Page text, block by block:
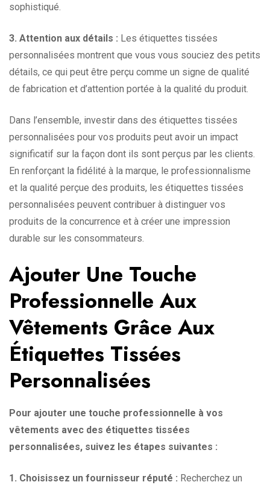
sophistiqué.
3. Attention aux détails : Les étiquettes tissées
personnalisées montrent que vous vous souciez des petits
détails, ce qui peut être perçu comme un signe de qualité
de fabrication et d’attention portée à la qualité du produit.
Dans l’ensemble, investir dans des étiquettes tissées
personnalisées pour vos produits peut avoir un impact
significatif sur la façon dont ils sont perçus par les clients.
En renforçant la fidélité à la marque, le professionnalisme
et la qualité perçue des produits, les étiquettes tissées
personnalisées peuvent contribuer à distinguer vos
produits de la concurrence et à créer une impression
durable sur les consommateurs.
Ajouter Une Touche
Professionnelle Aux
Vêtements Grâce Aux
Étiquettes Tissées
Personnalisées
Pour ajouter une touche professionnelle à vos
vêtements avec des étiquettes tissées
personnalisées, suivez les étapes suivantes :
1. Choisissez un fournisseur réputé : Recherchez un